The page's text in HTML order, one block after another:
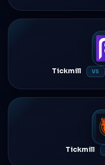
Tickmill VS
Tickmill